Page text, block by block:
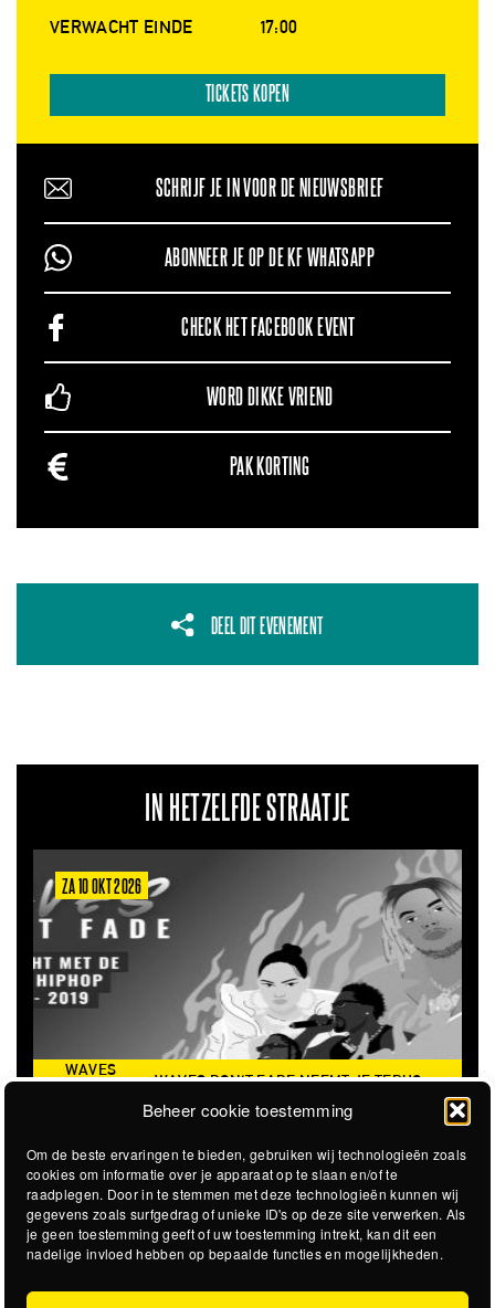
Beheer cookie toestemming
Om de beste ervaringen te bieden, gebruiken wij technologieën zoals
cookies om informatie over je apparaat op te slaan en/of te
raadplegen. Door in te stemmen met deze technologieën kunnen wij
gegevens zoals surfgedrag of unieke ID's op deze site verwerken. Als
je geen toestemming geeft of uw toestemming intrekt, kan dit een
nadelige invloed hebben op bepaalde functies en mogelijkheden.
VERWACHT EINDE 17:00
TICKETS KOPEN
SCHRIJF JE IN VOOR DE NIEUWSBRIEF
ABONNEER JE OP DE KF WHATSAPP
CHECK HET FACEBOOK EVENT
WORD DIKKE VRIEND
PAK KORTING
DEEL DIT EVENEMENT
IN HETZELFDE STRAATJE
WAVES DON'T FADE NEEMT JE TERUG
NAAR DE ICONISCHE ZOMER VAN 2016
ZA 6 MRT 2027
THE